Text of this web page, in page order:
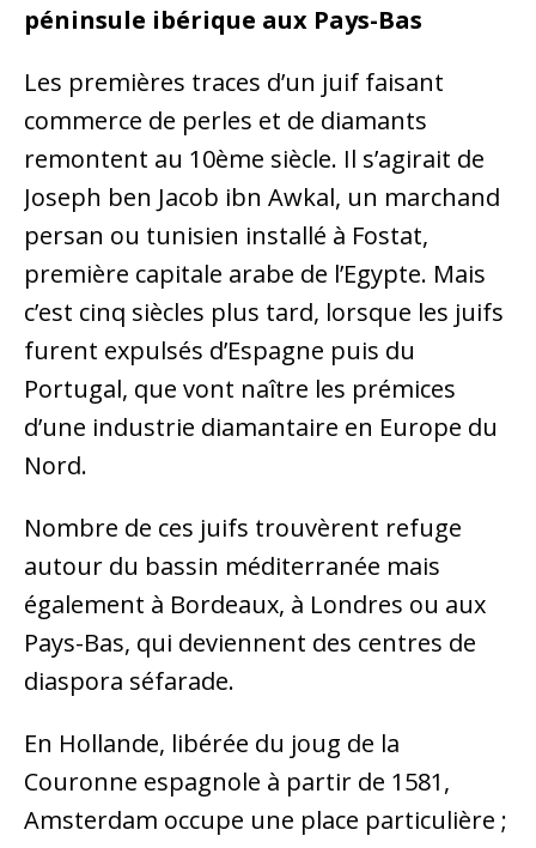
péninsule ibérique aux Pays-Bas
Les premières traces d’un juif faisant
commerce de perles et de diamants
remontent au 10ème siècle. Il s’agirait de
Joseph ben Jacob ibn Awkal, un marchand
persan ou tunisien installé à Fostat,
première capitale arabe de l’Egypte. Mais
c’est cinq siècles plus tard, lorsque les juifs
furent expulsés d’Espagne puis du
Portugal, que vont naître les prémices
d’une industrie diamantaire en Europe du
Nord.
Nombre de ces juifs trouvèrent refuge
autour du bassin méditerranée mais
également à Bordeaux, à Londres ou aux
Pays-Bas, qui deviennent des centres de
diaspora séfarade.
En Hollande, libérée du joug de la
Couronne espagnole à partir de 1581,
Amsterdam occupe une place particulière ;